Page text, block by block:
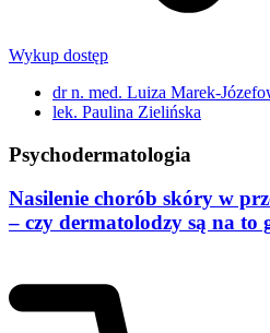
Wykup dostęp
dr n. med. Luiza Marek-
lek. Paulina Zielińska
Psychodermatologia
Nasilenie chorób skóry w
– czy dermatolodzy są na to